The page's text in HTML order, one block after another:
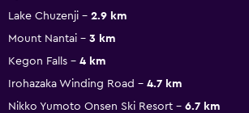
Lake Chuzenji
2.9 km
Mount Nantai
3 km
Kegon Falls
4 km
Irohazaka Winding Road
4.7 km
Nikko Yumoto Onsen Ski Resort
6.7 km